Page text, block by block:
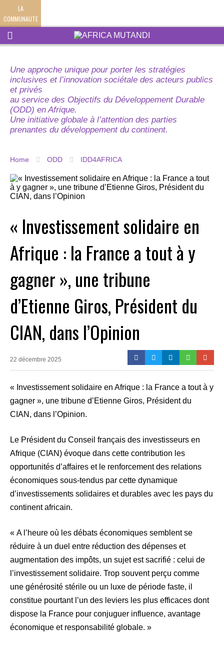
LA
COMMUNAUTE
Une approche unique pour porter les stratégies
inclusives et l’innovation sociétale des acteurs publics
et privés
au service des Objectifs du Développement Durable
(ODD) en Afrique.
Une initiative globale à l’attention des parties
prenantes du développement du continent.
Home ODD IDD4AFRICA
« Investissement solidaire en
Afrique : la France a tout à y
gagner », une tribune
d’Etienne Giros, Président du
CIAN, dans l’Opinion
22 décembre 2025
« Investissement solidaire en Afrique : la France a tout à y
gagner », une tribune d’Etienne Giros, Président du
CIAN, dans l’Opinion.
Le Président du Conseil français des investisseurs en
Afrique (CIAN) évoque dans cette contribution les
opportunités d’affaires et le renforcement des relations
économiques sous-tendus par cette dynamique
d’investissements solidaires et durables avec les pays du
continent africain.
« A l’heure où les débats économiques semblent se
réduire à un duel entre réduction des dépenses et
augmentation des impôts, un sujet est sacrifié : celui de
l’investissement solidaire. Trop souvent perçu comme
une générosité stérile ou un luxe de période faste, il
constitue pourtant l’un des leviers les plus efficaces dont
dispose la France pour conjuguer influence, avantage
économique et responsabilité globale. »